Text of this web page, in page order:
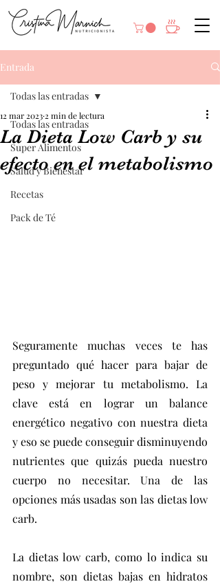
Entrada
Todas las entradas
Super Alimentos
Salud y Bienestar
Recetas
Pack de Té
Todas las entradas
La Dieta Low Carb y su
efecto en el metabolismo
12 mar 2023 2 min de lectura
Seguramente muchas veces te has
preguntado qué hacer para bajar de
peso y mejorar tu metabolismo. La
clave está en lograr un balance
energético negativo con nuestra dieta
y eso se puede conseguir disminuyendo
nutrientes que quizás pueda nuestro
cuerpo no necesitar. Una de las
opciones más usadas son las dietas low
carb.
La dietas low carb, como lo indica su
nombre, son dietas bajas en hidratos